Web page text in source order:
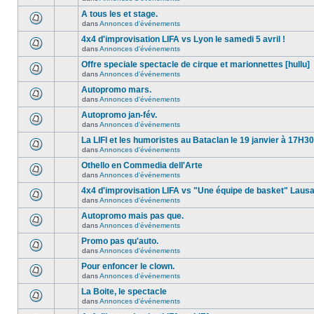
A tous les et stage.
dansAnnonces d'événements
4x4 d'improvisation LIFA vs Lyon le samedi 5 avril !
dansAnnonces d'événements
Offre speciale spectacle de cirque et marionnettes [hullu]
dansAnnonces d'événements
Autopromo mars.
dansAnnonces d'événements
Autopromo jan-fév.
dansAnnonces d'événements
La LIFI et les humoristes au Bataclan le 19 janvier à
dansAnnonces d'événements
Othello en Commedia dell'Arte
dansAnnonces d'événements
4x4 d'improvisation LIFA vs "Une équipe de basket"
dansAnnonces d'événements
Autopromo mais pas que.
dansAnnonces d'événements
Promo pas qu'auto.
dansAnnonces d'événements
Pour enfoncer le clown.
dansAnnonces d'événements
La Boite, le spectacle
dansAnnonces d'événements